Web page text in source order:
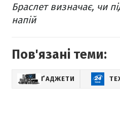
Браслет визначає, чи
напій
Пов'язані теми:
ҐАДЖЕТИ